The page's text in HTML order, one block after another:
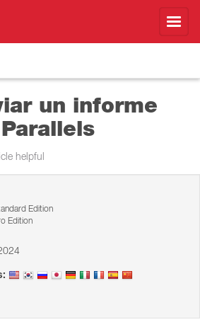
un informe
helpful
Edition
Edition